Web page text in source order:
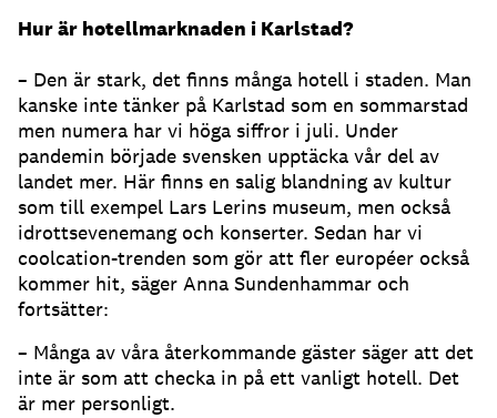
Hur är hotellmarknaden i Karlstad?
– Den är stark, det finns många hotell i staden. Man
kanske inte tänker på Karlstad som en sommarstad
men numera har vi höga siffror i juli. Under
pandemin började svensken upptäcka vår del av
landet mer. Här finns en salig blandning av kultur
som till exempel Lars Lerins museum, men också
idrottsevenemang och konserter. Sedan har vi
coolcation-trenden som gör att fler européer också
kommer hit, säger Anna Sundenhammar och
fortsätter:
– Många av våra återkommande gäster säger att det
inte är som att checka in på ett vanligt hotell. Det
är mer personligt.